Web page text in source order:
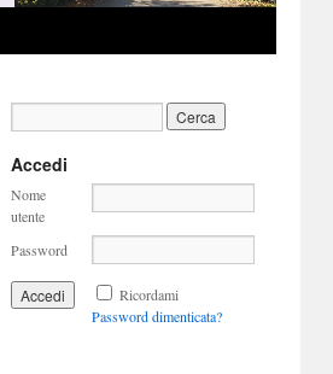
Accedi
Nome
utente
Password
Ricordami
Password dimenticata?